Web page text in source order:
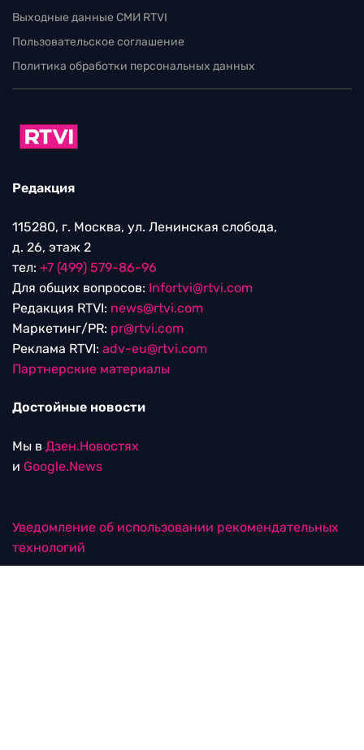
Выходные данные СМИ RTVI
Пользовательское соглашение
Политика обработки персональных данных
Редакция
115280, г. Москва, ул. Ленинская слобода,
д. 26, этаж 2
тел: +7 (499) 579-86-96
Для общих вопросов: Infortvi@rtvi.com
Редакция RTVI: news@rtvi.com
Маркетинг/PR: pr@rtvi.com
Реклама RTVI: adv-eu@rtvi.com
Партнерские материалы
Достойные новости
Мы в Дзен.Новостях
и Google.News
Уведомление об использовании рекомендательных
технологий